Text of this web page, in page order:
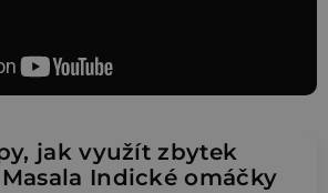
jak využít zbytek
Indické omáčky